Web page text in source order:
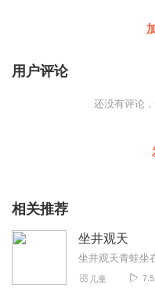
用户评论
还没有评论
相关推荐
坐井观天
儿童